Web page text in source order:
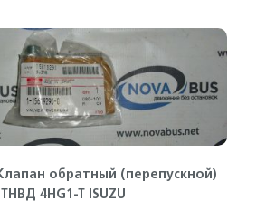
обратный (перепускной)
ТНВД 4HG1-T ISUZU